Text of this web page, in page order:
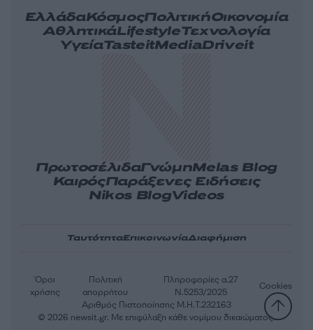
ΕλλάδαΚόσμοςΠολιτικήΟικονομία
ΑθλητικάLifestyleΤεχνολογία
ΥγείαTasteitMediaDriveit
ΠρωτοσέλιδαΓνώμηMelas Blog
ΚαιρόςΠαράξενες Ειδήσεις
Nikos BlogVideos
ΤαυτότηταΕπικοινωνίαΔιαφήμιση
Αριθμός Πιστοποίησης Μ.Η.Τ.232163
Όροι
χρήσης
Πολιτική
απορρήτου
Πληροφορίες α.27
Ν.5253/2025
Cookies
© 2026 newsit.gr. Με επιφύλαξη κάθε νομίμου δικαιώματος.